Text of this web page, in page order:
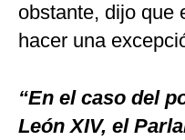
obstante, dijo que
hacer una
“En el caso del
León XIV, el